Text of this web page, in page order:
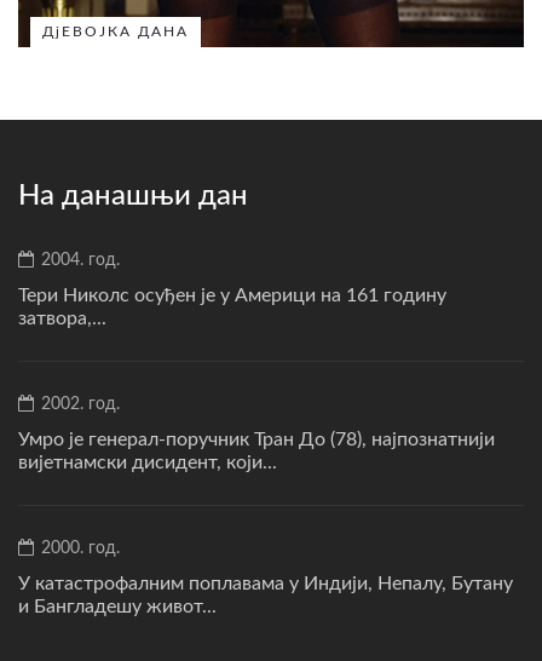
ДјЕВОЈКА ДАНА
На данашњи дан
2004. год.
Тери Николс осуђен је у Америци на 161 годину
затвора,...
2002. год.
Умро је генерал-поручник Тран До (78), најпознатнији
вијетнамски дисидент, који...
2000. год.
У катастрофалним поплавама у Индији, Непалу, Бутану
и Бангладешу живот...